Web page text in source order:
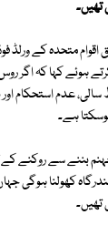
متحدہ کے ورلڈ
ہوئے کہا کہ اگر روس
سالی، عدم استحکام
ہے۔
جہنم بننے سے روکنے